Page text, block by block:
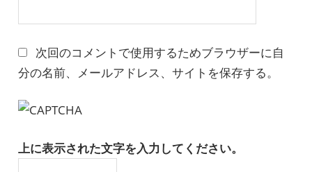
次回のコメントで使用するためブラウザーに自
分の名前、メールアドレス、サイトを保存する。
上に表示された文字を入力してください。